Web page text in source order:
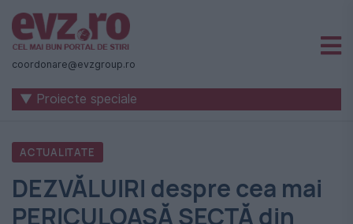
Știri
naționale
internaționale
România
-
Evenimentul
coordonare@evzgroup.ro
▼ Proiecte speciale
ACTUALITATE
DEZVĂLUIRI despre cea mai
PERICULOASĂ SECTĂ din